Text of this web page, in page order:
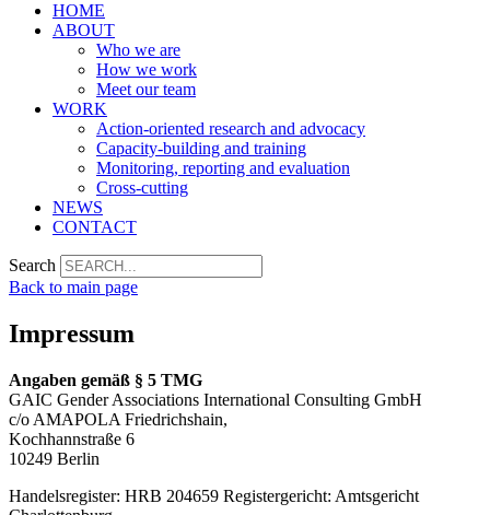
HOME
ABOUT
Who we are
How we work
Meet our team
WORK
Action-oriented research and advocacy
Capacity-building and training
Monitoring, reporting and evaluation
Cross-cutting
NEWS
CONTACT
Search
Back to main page
Impressum
Angaben gemäß § 5 TMG
GAIC Gender Associations International Consulting GmbH
c/o AMAPOLA Friedrichshain,
Kochhannstraße 6
10249 Berlin
Handelsregister: HRB 204659 Registergericht: Amtsgericht